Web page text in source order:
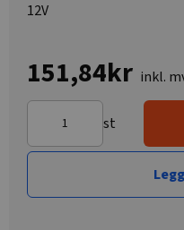
12V
151,84kr inkl.
st